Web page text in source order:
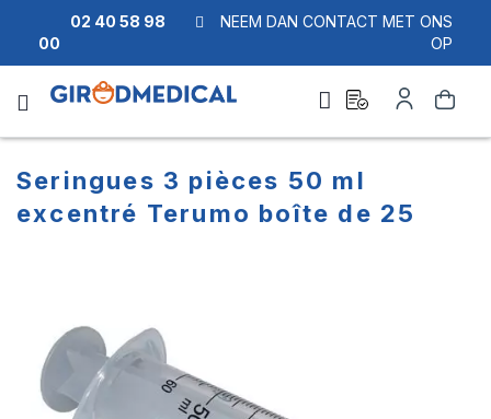
02 40 58 98
00
NEEM DAN CONTACT MET ONS
OP
Zoek
quote
Seringues 3 pièces 50 ml
excentré Terumo boîte de 25
afbeeldingen-
gallerij
afbeeldingen-
gallerij